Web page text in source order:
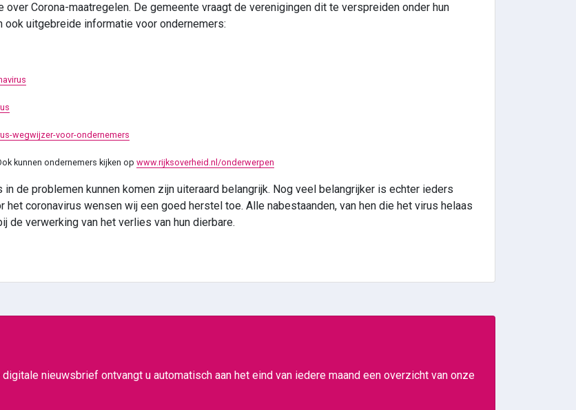
Corona-maatregelen. De gemeente vraagt de verenigingen dit te verspreiden onder hun
ook uitgebreide informatie voor ondernemers:
wegwijzer-voor-ondernemers
kunnen ondernemers kijken op www.rijksoverheid.nl/onderwerpen
de problemen kunnen komen zijn uiteraard belangrijk. Nog veel belangrijker is echter ieders
coronavirus wensen wij een goed herstel toe. Alle nabestaanden, van hen die het virus helaas
verwerking van het verlies van hun dierbare.
nieuwsbrief ontvangt u automatisch aan het eind van iedere maand een overzicht van onze